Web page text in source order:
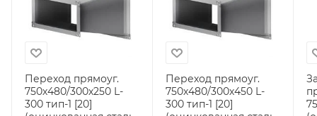
Переход прямоуг.
750х480/300х250 L-
300 тип-1 [20]
Переход прямоуг.
750х480/300х450 L-
300 тип-1 [20]